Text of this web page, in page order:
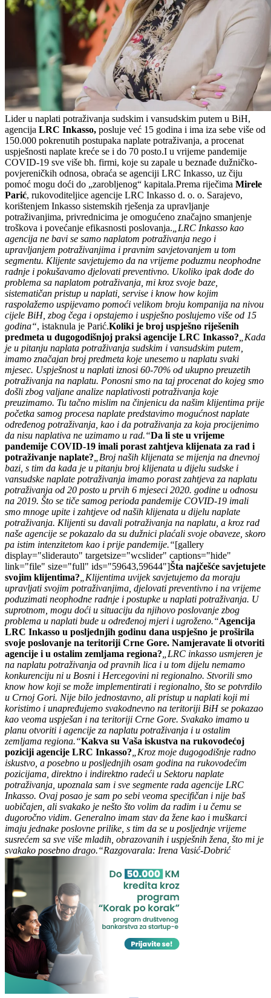
Lider u naplati potraživanja sudskim i vansudskim putem u BiH,
agencija LRC Inkasso, posluje već 15 godina i ima iza sebe više od
150.000 pokrenutih postupaka naplate potraživanja, a procenat
uspješnosti naplate kreće se i do 70 posto.I u vrijeme pandemije
COVID-19 sve više bh. firmi, koje su zapale u beznađe dužničko-
povjereničkih odnosa, obraća se agenciji LRC Inkasso, uz čiju
pomoć mogu doći do „zarobljenog“ kapitala.Prema riječima Mirele
Parić, rukovoditeljice agencije LRC Inkasso d. o. o. Sarajevo,
korištenjem Inkasso sistemskih rješenja za upravljanje
potraživanjima, privrednicima je omogućeno značajno smanjenje
troškova i povećanje efikasnosti poslovanja. „LRC Inkasso kao
agencija ne bavi se samo naplatom potraživanja nego i
upravljanjem potraživanjima i pravnim savjetovanjem u tom
segmentu. Klijente savjetujemo da na vrijeme poduzmu neophodne
radnje i pokušavamo djelovati preventivno. Ukoliko ipak dođe do
problema sa naplatom potraživanja, mi kroz svoje baze,
sistematičan pristup u naplati, servise i know how kojim
raspolažemo uspijevamo pomoći velikom broju kompanija na nivou
cijele BiH, zbog čega i opstajemo i uspješno poslujemo više od 15
godina“, istaknula je Parić.Koliki je broj uspješno riješenih
predmeta u dugogodišnjoj praksi agencije LRC Inkasso? „Kada
je u pitanju naplata potraživanja sudskim i vansudskim putem,
imamo značajan broj predmeta koje unesemo u naplatu svaki
mjesec. Uspješnost u naplati iznosi 60-70% od ukupno preuzetih
potraživanja na naplatu. Ponosni smo na taj procenat do kojeg smo
došli zbog valjane analize naplativosti potraživanja koje
preuzimamo. Tu tačno mislim na činjenicu da našim klijentima prije
početka samog procesa naplate predstavimo mogućnost naplate
određenog potraživanja, kao i da potraživanja za koja procijenimo
da nisu naplativa ne uzimamo u rad.“Da li ste u vrijeme
pandemije COVID-19 imali porast zahtjeva klijenata za rad i
potraživanje naplate? „Broj naših klijenata se mijenja na dnevnoj
bazi, s tim da kada je u pitanju broj klijenata u dijelu sudske i
vansudske naplate potraživanja imamo porast zahtjeva za naplatu
potraživanja od 20 posto u prvih 6 mjeseci 2020. godine u odnosu
na 2019. Što se tiče samog perioda pandemije COVID-19 imali
smo mnoge upite i zahtjeve od naših klijenata u dijelu naplate
potraživanja. Klijenti su davali potraživanja na naplatu, a kroz rad
naše agencije se pokazalo da su dužnici plaćali svoje obaveze, skoro
pa istim intenzitetom kao i prije pandemije.“[gallery
display="sliderauto" targetsize="wcslider" captions="hide"
link="file" size="full" ids="59643,59644"]Šta najčešće savjetujete
svojim klijentima? „Klijentima uvijek savjetujemo da moraju
upravljati svojim potraživanjima, djelovati preventivno i na vrijeme
poduzimati neophodne radnje i postupke u naplati potraživanja. U
suprotnom, mogu doći u situaciju da njihovo poslovanje zbog
problema u naplati bude u određenoj mjeri i ugroženo.“Agencija
LRC Inkasso u posljednjih godinu dana uspješno je proširila
svoje poslovanje na teritoriji Crne Gore. Namjeravate li otvoriti
agencije i u ostalim zemljama regiona? „LRC inkasso usmjeren je
na naplatu potraživanja od pravnih lica i u tom dijelu nemamo
konkurenciju ni u Bosni i Hercegovini ni regionalno. Stvorili smo
know how koji se može implementirati i regionalno, što se potvrdilo
u Crnoj Gori. Nije bilo jednostavno, ali pristup u naplati koji mi
koristimo i unapređujemo svakodnevno na teritoriji BiH se pokazao
kao veoma uspješan i na teritoriji Crne Gore. Svakako imamo u
planu otvoriti i agencije za naplatu potraživanja i u ostalim
zemljama regiona.“Kakva su Vaša iskustva na rukovodećoj
poziciji agencije LRC Inkasso? „Kroz moje dugogodišnje radno
iskustvo, a posebno u posljednjih osam godina na rukovodećim
pozicijama, direktno i indirektno radeći u Sektoru naplate
potraživanja, upoznala sam i sve segmente rada agencije LRC
Inkasso. Ovaj posao je sam po sebi veoma specifičan i nije baš
uobičajen, ali svakako je nešto što volim da radim i u čemu se
dugoročno vidim. Generalno imam stav da žene kao i muškarci
imaju jednake poslovne prilike, s tim da se u posljednje vrijeme
susrećem sa sve više mladih, obrazovanih i uspješnih žena, što mi je
svakako posebno drago.“Razgovarala: Irena Vasić-Dobrić